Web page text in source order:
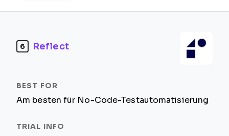
6 Reflect
Am besten für No-Code-Testautomatisierung